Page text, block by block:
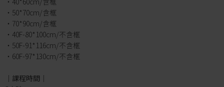
・50*70cm/含框
・70*90cm/含框
・40F-80*100cm/不含框
・50F-91*116cm/不含框
・60F-97*130cm/不含框
｜課程時間｜